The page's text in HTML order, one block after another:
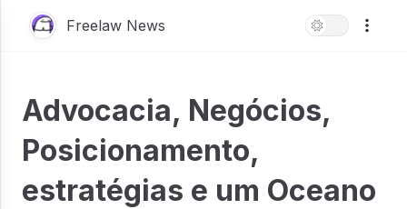
Freelaw News
Advocacia, Negócios,
Posicionamento,
estratégias e um Oceano